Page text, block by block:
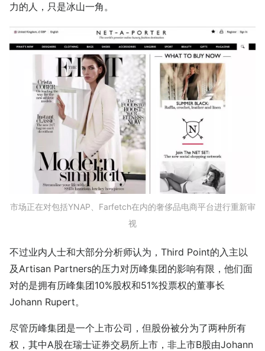
力的人，只是冰山一角。
市场正在对包括YNAP、Farfetch在内的奢侈品电商平台进行重新审
视
不过业内人士和大部分分析师认为，Third Point的入主以
及Artisan Partners的压力对历峰集团的影响有限，他们面
对的是拥有历峰集团10%股权和51%投票权的董事长
Johann Rupert。
尽管历峰集团是一个上市公司，但股份被分为了两种所有
权，其中A股在瑞士证券交易所上市，非上市B股由Johann